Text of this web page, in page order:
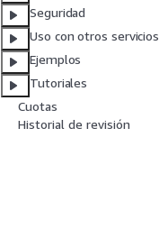
Seguridad
Uso con otros servicios
Ejemplos
Tutoriales
Cuotas
Historial de revisión